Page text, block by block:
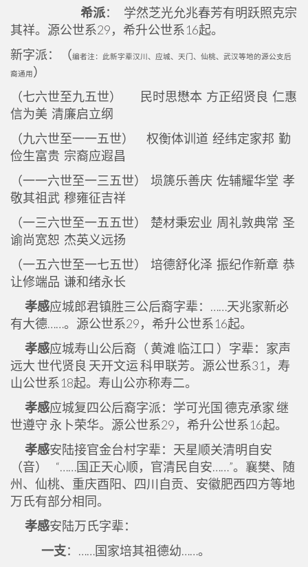
希派： 学然芝光允兆春芳有明跃照克宗
其祥。源公世系29，希升公世系16起。
新字派：（编者注：此新字辈汉川、应城、天门、仙桃、武汉等地的源公支后
裔通用）
（七六世至九五世） 民时思懋本 方正绍贤良 仁惠
信为美 清廉启立纲
（九六世至一一五世） 权衡体训道 经纬定家邦 勤
俭生富贵 宗裔应遐昌
（一一六世至一三五世） 埙篪乐善庆 佐辅耀华堂 孝
敬其祖武 穆雍征吉祥
（一三六世至一五五世） 楚材秉宏业 周礼敦典常 圣
谕尚宽恕 杰英义远扬
（一五六世至一七五世） 培德舒化泽 振纪作新章 恭
让修端品 谦和绪永长
孝感应城郎君镇胜三公后裔字辈：……天兆家新必
有大德……。源公世系29，希升公世系16起。
孝感应城寿山公后裔（ 黄滩 临江口 ）字辈：家声
远大 世代贤良 天开文运 科甲联芳。源公世系31，寿
山公世系18起。寿山公亦称寿二。
孝感应城复四公后裔字派：学可光国 德克承家 继
世遵守 永卜荣华。源公世系29，希升公世系16起。
孝感安陆接官金台村字辈：天星顺关清明自安
（音） “……国正天心顺，官清民自安……”。襄樊、随
州、仙桃、重庆酉阳、四川自贡、安徽肥西四方等地
万氏有部分相同。
孝感安陆万氏字辈：
一支：……国家培其祖德幼……。